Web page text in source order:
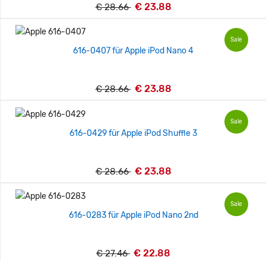
€ 28.66 € 23.88
Sale
616-0407 für Apple iPod Nano 4
€ 28.66 € 23.88
Sale
616-0429 für Apple iPod Shuffle 3
€ 28.66 € 23.88
Sale
616-0283 für Apple iPod Nano 2nd
€ 27.46 € 22.88